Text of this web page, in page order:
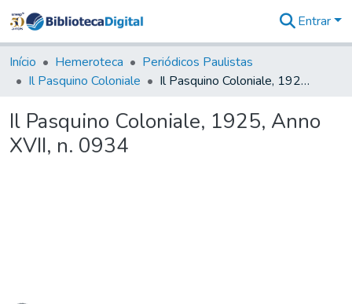
&
Coleções
Tudo na
Digital
Entrar
Início Hemeroteca
Periódicos Paulistas
Il Pasquino Coloniale
Il Pasquino Coloniale, 1925, Anno XVII, n. 0934
Il Pasquino Coloniale, 1925, Anno
XVII, n. 0934